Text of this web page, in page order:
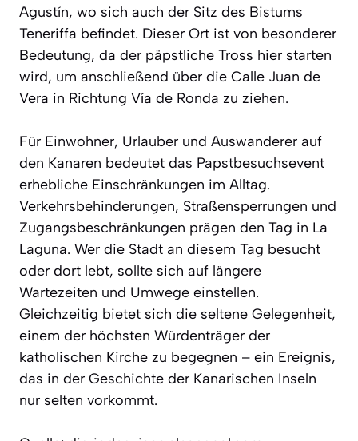
Agustín, wo sich auch der Sitz des Bistums
Teneriffa befindet. Dieser Ort ist von besonderer
Bedeutung, da der päpstliche Tross hier starten
wird, um anschließend über die Calle Juan de
Vera in Richtung Vía de Ronda zu ziehen.
Für Einwohner, Urlauber und Auswanderer auf
den Kanaren bedeutet das Papstbesuchsevent
erhebliche Einschränkungen im Alltag.
Verkehrsbehinderungen, Straßensperrungen und
Zugangsbeschränkungen prägen den Tag in La
Laguna. Wer die Stadt an diesem Tag besucht
oder dort lebt, sollte sich auf längere
Wartezeiten und Umwege einstellen.
Gleichzeitig bietet sich die seltene Gelegenheit,
einem der höchsten Würdenträger der
katholischen Kirche zu begegnen – ein Ereignis,
das in der Geschichte der Kanarischen Inseln
nur selten vorkommt.